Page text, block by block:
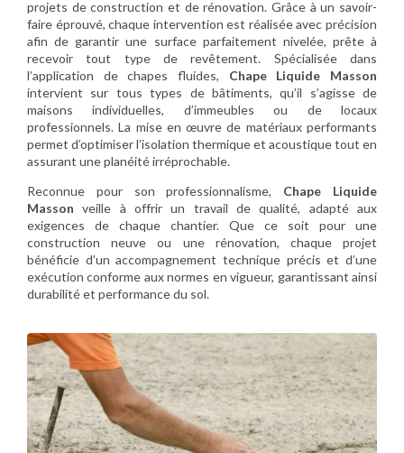
projets de construction et de rénovation. Grâce à un savoir-
faire éprouvé, chaque intervention est réalisée avec précision
afin de garantir une surface parfaitement nivelée, prête à
recevoir tout type de revêtement. Spécialisée dans
l’application de chapes fluides, Chape Liquide Masson
intervient sur tous types de bâtiments, qu’il s’agisse de
maisons individuelles, d’immeubles ou de locaux
professionnels. La mise en œuvre de matériaux performants
permet d’optimiser l’isolation thermique et acoustique tout en
assurant une planéité irréprochable.
Reconnue pour son professionnalisme, Chape Liquide
Masson veille à offrir un travail de qualité, adapté aux
exigences de chaque chantier. Que ce soit pour une
construction neuve ou une rénovation, chaque projet
bénéficie d’un accompagnement technique précis et d’une
exécution conforme aux normes en vigueur, garantissant ainsi
durabilité et performance du sol.